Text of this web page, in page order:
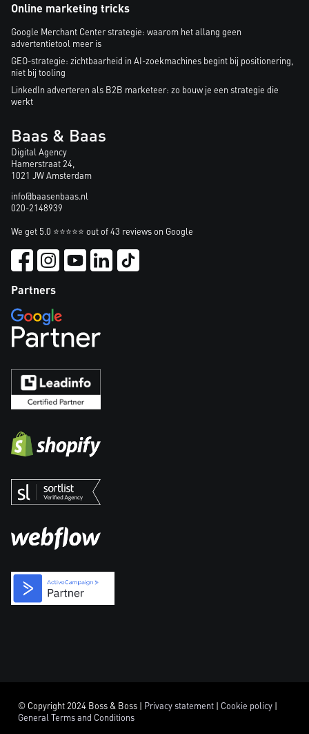
Online marketing tricks
Google Merchant Center strategie: waarom het allang geen
advertentietool meer is
GEO-strategie: zichtbaarheid in AI-zoekmachines begint bij positionering,
niet bij tooling
LinkedIn adverteren als B2B marketeer: zo bouw je een strategie die
werkt
Baas & Baas
Digital Agency
Hamerstraat 24,
1021 JW Amsterdam
info@baasenbaas.nl
020-2148939
We get 5.0 ⭐⭐⭐⭐⭐ out of 43 reviews on Google
Partners
© Copyright 2024 Boss & Boss | Privacy statement | Cookie policy |
General Terms and Conditions